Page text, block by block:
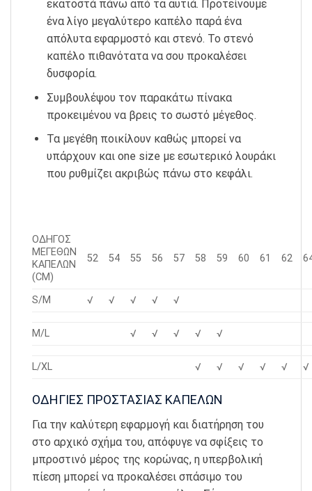
εκατοστά πάνω από τα αυτιά. Προτείνουμε
ένα λίγο μεγαλύτερο καπέλο παρά ένα
απόλυτα εφαρμοστό και στενό. Το στενό
καπέλο πιθανότατα να σου προκαλέσει
δυσφορία.
Συμβουλέψου τον παρακάτω πίνακα
προκειμένου να βρεις το σωστό μέγεθος.
Τα μεγέθη ποικίλουν καθώς μπορεί να
υπάρχουν και one size με εσωτερικό λουράκι
που ρυθμίζει ακριβώς πάνω στο κεφάλι.
ΟΔΗΓΟΣ
ΜΕΓΕΘΩΝ
ΚΑΠΕΛΩΝ
(CM)
52 54 55 56 57 58 59 60 61 62
S/M √ √ √ √ √
M/L √ √ √ √ √
L/XL √ √ √ √ √ √
ΟΔΗΓΙΕΣ ΠΡΟΣΤΑΣΙΑΣ ΚΑΠΕΛΩΝ
Για την καλύτερη εφαρμογή και διατήρηση του
στο αρχικό σχήμα του, απόφυγε να σφίξεις το
μπροστινό μέρος της κορώνας, η υπερβολική
πίεση μπορεί να προκαλέσει σπάσιμο του